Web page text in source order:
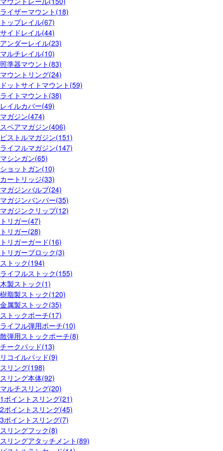
ライザーマウント(18)
トップレイル(67)
サイドレイル(44)
アンダーレイル(23)
マルチレイル(10)
照準器マウント(83)
マウントリング(24)
ドットサイトマウント(59)
ライトマウント(38)
レイルカバー(49)
マガジン(474)
スペアマガジン(406)
ピストルマガジン(151)
ライフルマガジン(147)
マシンガン(65)
ショットガン(10)
カートリッジ(33)
マガジンバルブ(24)
マガジンバンパー(35)
マガジンクリップ(12)
トリガー(47)
トリガー(28)
トリガーガード(16)
トリガーブロック(3)
ストック(194)
ライフルストック(155)
木製ストック(1)
樹脂製ストック(120)
金属製ストック(35)
ストックポーチ(17)
ライフル弾用ポーチ(10)
散弾用ストックポーチ(8)
チークパッド(13)
リコイルパッド(9)
スリング(198)
スリング本体(92)
マルチスリング(20)
1ポイントスリング(21)
2ポイントスリング(45)
3ポイントスリング(7)
スリングフック(8)
スリングアタッチメント(89)